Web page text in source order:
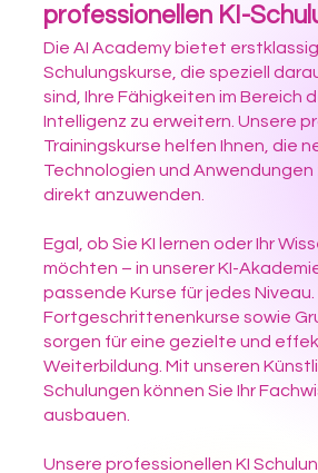
professionellen KI-
Die AI Academy bietet
Schulungskurse, die speziell
sind, Ihre Fähigkeiten im Bereich
Intelligenz zu erweitern. Unsere
Trainingskurse helfen Ihnen, die
Technologien und Anwendungen
direkt anzuwenden.
Egal, ob Sie KI lernen oder Ihr
möchten – in unserer KI-
passende Kurse für jedes Niveau.
Fortgeschrittenenkurse sowie
sorgen für eine gezielte und
Weiterbildung. Mit unseren
Schulungen können Sie Ihr
ausbauen.
Unsere professionellen KI